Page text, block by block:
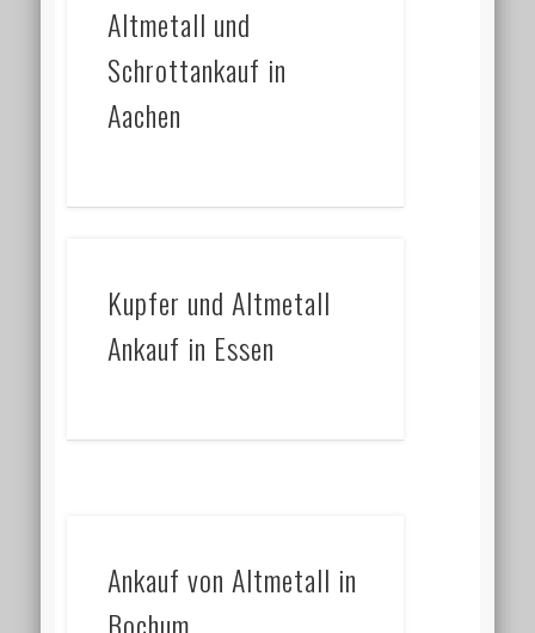
Altmetall und
Schrottankauf in
Aachen
Kupfer und Altmetall
Ankauf in Essen
Ankauf von Altmetall in